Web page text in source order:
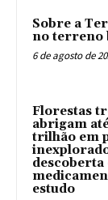
Sobre a
no terreno
6 de agosto de
Florestas
abrigam
trilhão em
descoberta
estudo